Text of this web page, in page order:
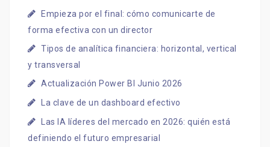
Empieza por el final: cómo comunicarte de
forma efectiva con un director
Tipos de analítica financiera: horizontal, vertical
y transversal
Actualización Power BI Junio 2026
La clave de un dashboard efectivo
Las IA líderes del mercado en 2026: quién está
definiendo el futuro empresarial